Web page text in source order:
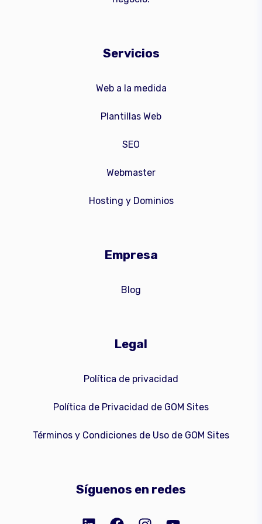
Servicios
Web a la medida
Plantillas Web
SEO
Webmaster
Hosting y Dominios
Empresa
Blog
Legal
Política de privacidad
Política de Privacidad de GOM Sites
Términos y Condiciones de Uso de GOM Sites
Síguenos en redes